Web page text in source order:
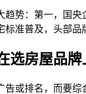
趋势：第一，国央
准普及，头部品
选房屋品牌
告或排名，而要综